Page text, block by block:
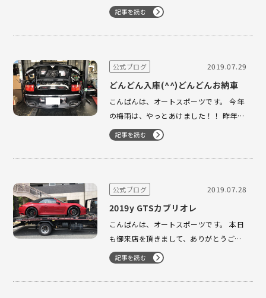
毎日、暑い日々が続いてますが 体調管理
に気をつけながら しっかり納車準備をさ
せて頂いております。 996 4S MT 北の大
日、北…
記事を読む
公式ブログ 2019.07.29
どんどん入庫(^^)どんどんお納車
こんばんは、オートスポーツです。 今年
の梅雨は、やっとあけました！！ 昨年よ
り1ヶ月遅いとの事です。 毎日暑くジメ
ジメとした日が続いておりますが体調を
崩されてませんでしょうか？ オートスポ
おります！ そして、どんどんお納車をさ
記事を読む
公式ブログ 2019.07.28
2019y GTSカブリオレ
こんばんは、オートスポーツです。 本日
も御来店を頂きまして、ありがとうござ
います。 大盛況な1日となりました。 本
日のオススメの一台は、こちらっ！！ 大
切にされてきました！！ まだまだならし
記事を読む